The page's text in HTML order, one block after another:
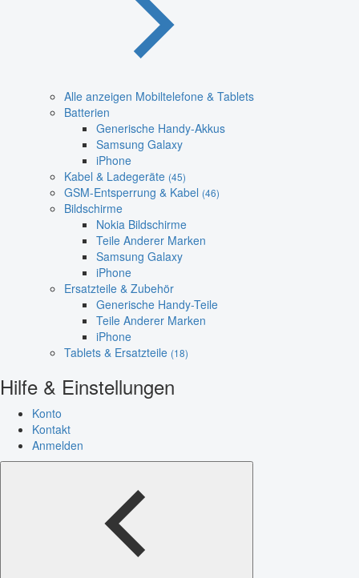
Alle anzeigen Mobiltelefone & Tablets
Batterien
Generische Handy-Akkus
Samsung Galaxy
iPhone
Kabel & Ladegeräte (45)
GSM-Entsperrung & Kabel (46)
Bildschirme
Nokia Bildschirme
Teile Anderer Marken
Samsung Galaxy
iPhone
Ersatzteile & Zubehör
Generische Handy-Teile
Teile Anderer Marken
iPhone
Tablets & Ersatzteile (18)
Hilfe & Einstellungen
Konto
Kontakt
Anmelden